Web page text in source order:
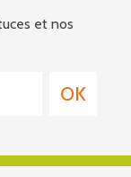
et nos